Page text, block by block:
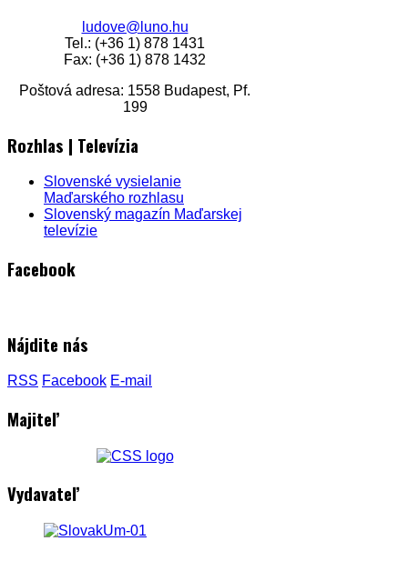
ludove@luno.hu
Tel.: (+36 1) 878 1431
Fax: (+36 1) 878 1432
Poštová adresa: 1558 Budapest, Pf.
199
Rozhlas | Televízia
Slovenské vysielanie
Maďarského rozhlasu
Slovenský magazín Maďarskej
televízie
Facebook
Nájdite nás
RSS Facebook E-mail
Majiteľ
Vydavateľ